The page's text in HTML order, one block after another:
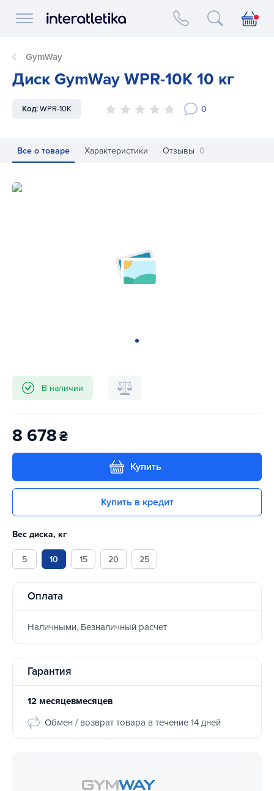
Interatletika logo
GymWay
Диск GymWay WPR-10K 10 кг
Код:WPR-10K 0
Все о товаре Характеристики Отзывы 0
Диск GymWay WPR-10K 10 кг
В наличии
8 678₴
Купить
Купить в кредит
Вес диска, кг
5 10 15 20 25
Оплата
Наличными, Безналичный расчет
Гарантия
12 месяцевмесяцев
Обмен / возврат товара в течение 14 дней